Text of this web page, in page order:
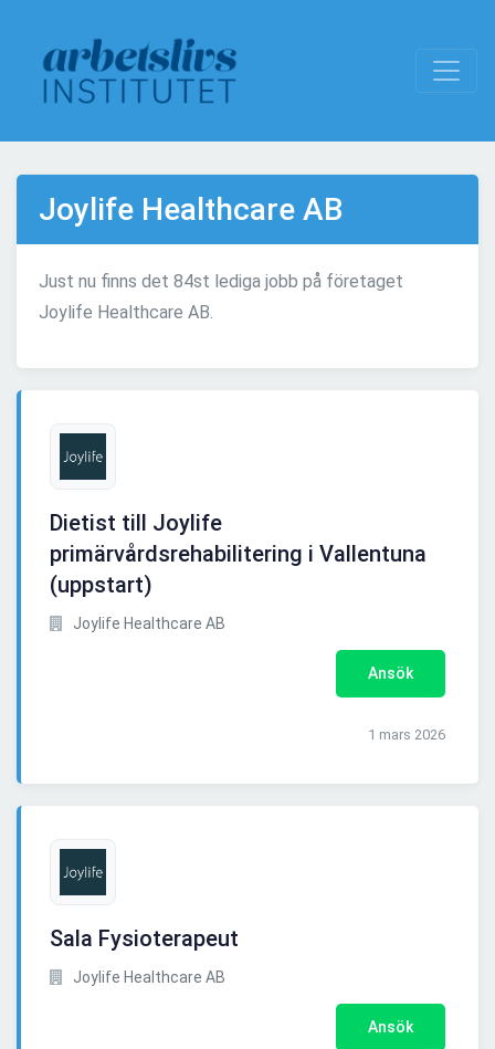
Joylife Healthcare AB
Just nu finns det 84st lediga jobb på företaget
Joylife Healthcare AB.
Dietist till Joylife
primärvårdsrehabilitering i Vallentuna
(uppstart)
Joylife Healthcare AB
Ansök
1 mars 2026
Sala Fysioterapeut
Joylife Healthcare AB
Ansök